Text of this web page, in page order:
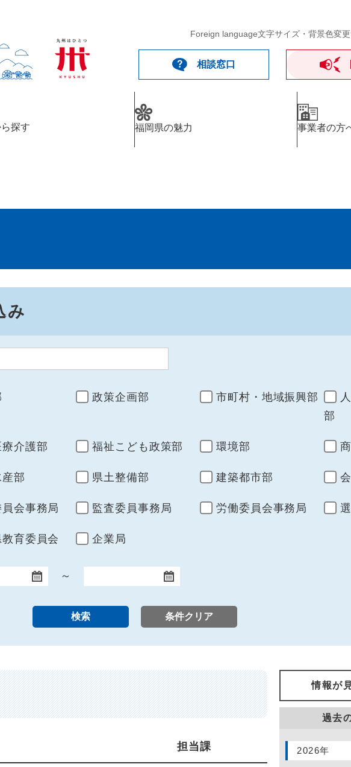
Foreign language文字サイズ・背景色変更
相談窓口
探す 福岡県の魅力 事業者の方
み
政策企画部 市町村・地域振興部
部
介護部 福祉こども政策部 環境部
部 県土整備部 建築都市部
員会事務局 監査委員事務局 労働委員会事務局
育委員会 企業局
～
終了日
担当課
情報が
過去
2026年